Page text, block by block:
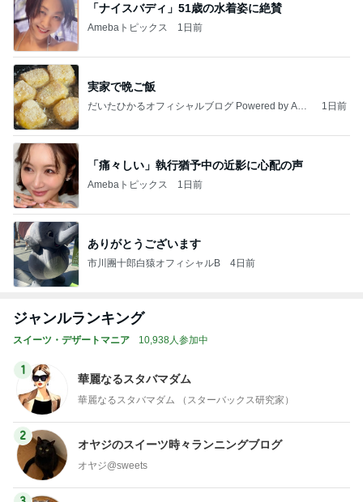
「ナイスバディ」51歳の水着姿に絶賛
Amebaトピックス 1日前
実家で晩ご飯
だいたひかるオフィシャルブログ Powered by Ame
1日前
「痛々しい」執行猶予中の近影に心配の声
Amebaトピックス 1日前
ありがとうございます
市川團十郎白猿オフィシャルB 4日前
ジャンルランキング
スイーツ・デザートマニア 10,938人参加中
1
華麗なるスタバマダム
華麗なるスタバマダム （スターバックス研究家）
2
オヤジのスイーツ時々ランニングブログ
オヤジ@sweets